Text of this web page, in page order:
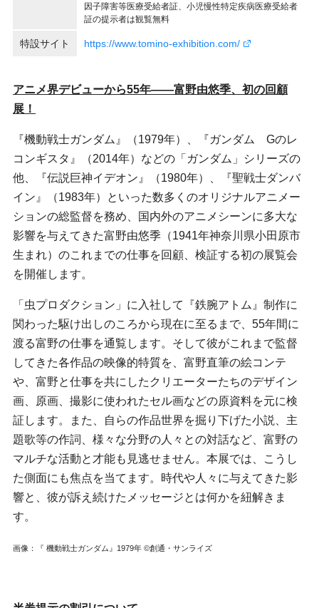
因子障害等医療受給者証、小児慢性特定疾病医療受給者
証の提示者は観覧無料
特設サイト https://www.tomino-exhibition.com/
アニメ界デビューから55年――富野由悠季、初の回顧
展！
『機動戦士ガンダム』（1979年）、『ガンダム Gのレ
コンギスタ』（2014年）などの「ガンダム」シリーズの
他、『伝説巨神イデオン』（1980年）、『聖戦士ダンバ
イン』（1983年）といった数多くのオリジナルアニメー
ションの総監督を務め、国内外のアニメシーンに多大な
影響を与えてきた富野由悠季（1941年神奈川県小田原市
生まれ）のこれまでの仕事を回顧、検証する初の展覧会
を開催します。
「虫プロダクション」に入社して『鉄腕アトム』制作に
関わった駆け出しのころから現在に至るまで、55年間に
渡る富野の仕事を通覧します。そして彼がこれまで監督
してきた各作品の映像的特質を、富野直筆の絵コンテ
や、富野と仕事を共にしたクリエーターたちのデザイン
画、原画、撮影に使われたセル画などの原資料を元に検
証します。また、自らの作品世界を掘り下げた小説、主
題歌等の作詞、様々な分野の人々との対話など、富野の
マルチな活動と才能も見逃せません。本展では、こうし
た側面にも焦点を当てます。時代や人々に与えてきた影
響と、彼が訴え続けたメッセージとは何かを紐解きま
す。
画像：『 機動戦士ガンダム』1979年 ©創通・サンライズ